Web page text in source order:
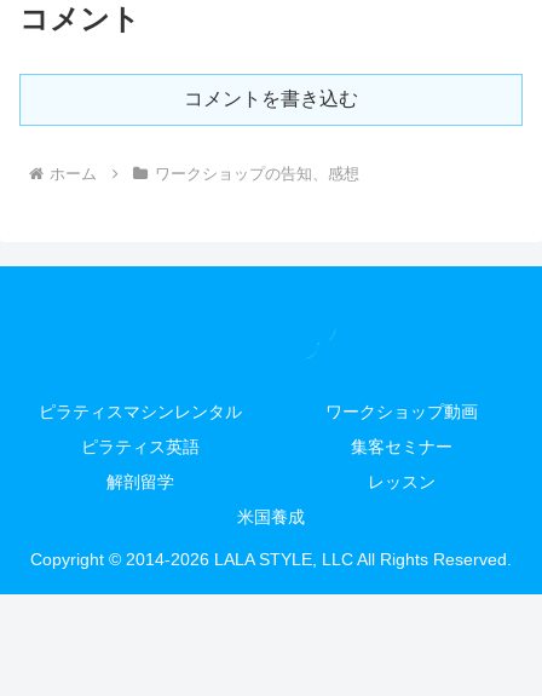
コメント
コメントを書き込む
ホーム ワークショップの告知、感想
ピラティスマシンレンタル
ワークショップ動画
ピラティス英語
集客セミナー
解剖留学
レッスン
米国養成
Copyright © 2014-2026 LALA STYLE, LLC All Rights Reserved.